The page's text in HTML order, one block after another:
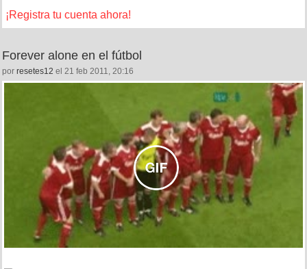
¡Registra tu cuenta ahora!
Forever alone en el fútbol
por resetes12 el 21 feb 2011, 20:16